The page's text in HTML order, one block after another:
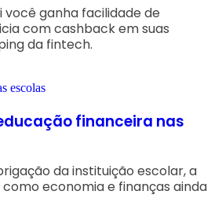
você ganha facilidade de
com cashback em suas
da fintech.
financeira nas
da instituição escolar, a
economia e finanças ainda